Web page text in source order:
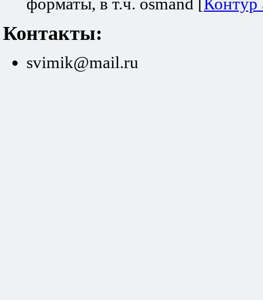
форматы, в т.ч. osmand [ Контур
Контакты:
svimik@mail.ru